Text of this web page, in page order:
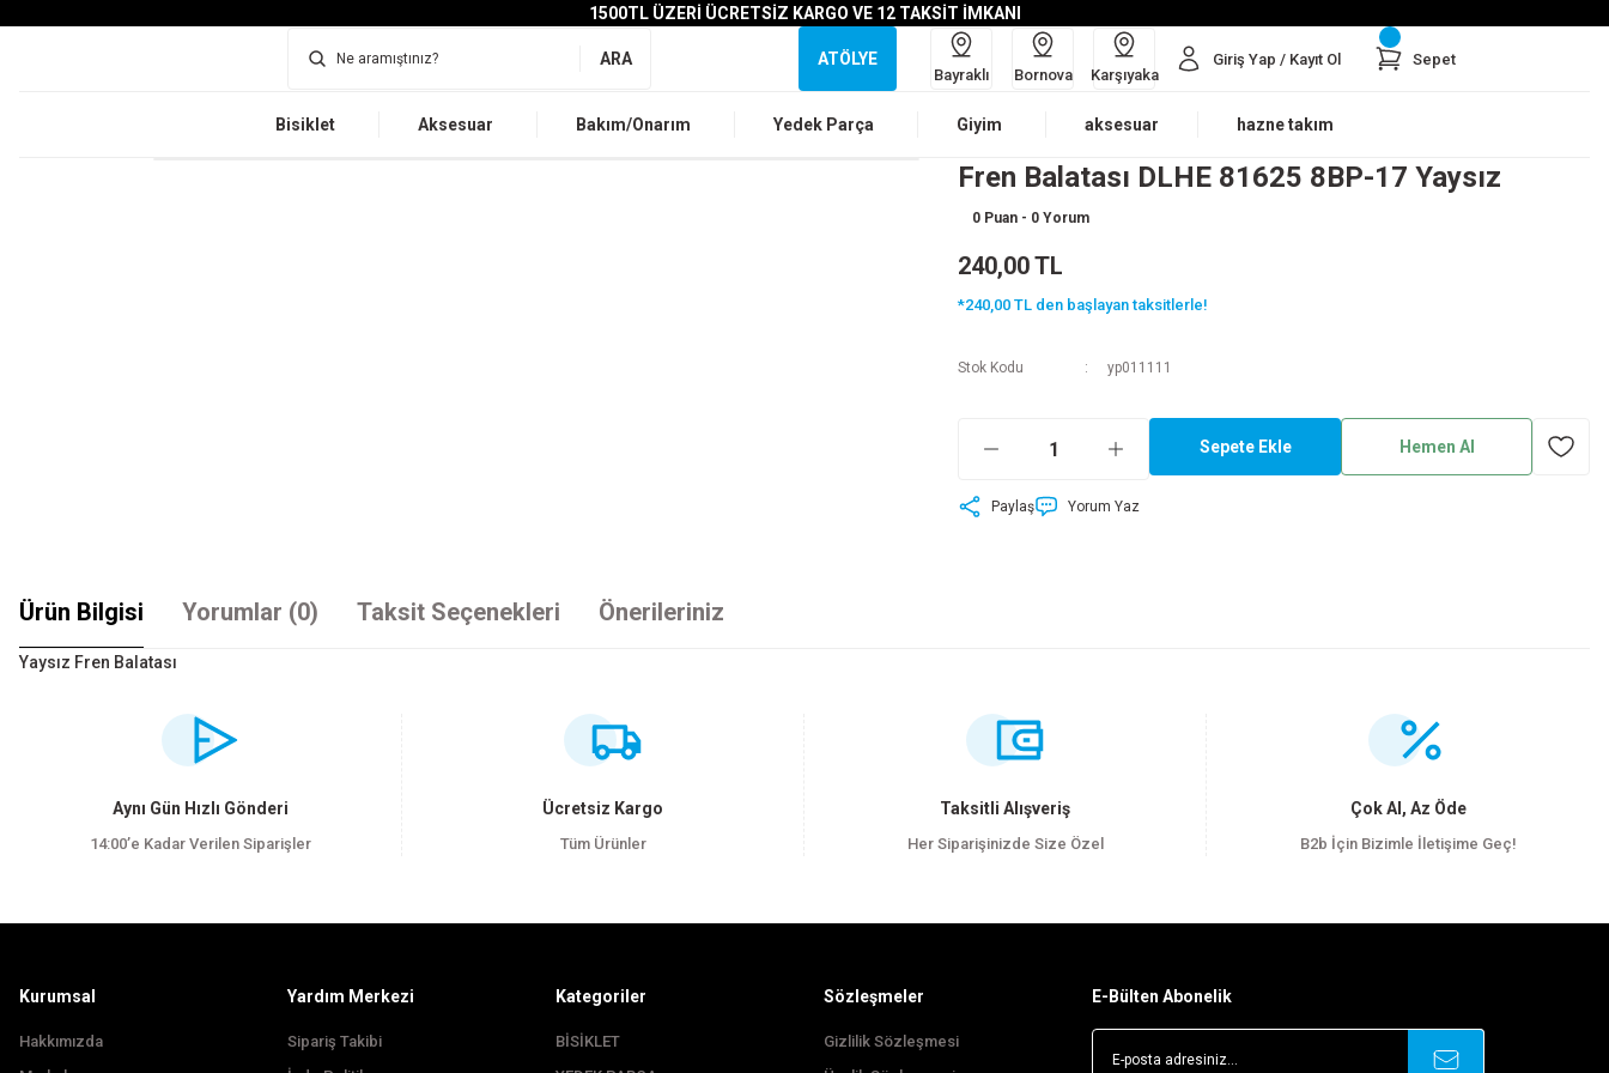
1500TL ÜZERİ ÜCRETSİZ KARGO VE 12 TAKSİT İMKANI
ARA ATÖLYE
Bayraklı Bornova Karşıyaka
Giriş Yap / Kayıt Ol Sepet
Bisiklet Aksesuar Bakım/Onarım Yedek Parça Giyim aksesuar hazne takım
Fren Balatası DLHE 81625 8BP-17 Yaysız
0 Puan - 0 Yorum
240,00 TL
*240,00 TL den başlayan taksitlerle!
Stok Kodu yp011111
Sepete Ekle Hemen Al
Paylaş Yorum Yaz
Ürün Bilgisi Yorumlar (0) Taksit Seçenekleri Önerileriniz
Yaysız Fren Balatası
Görüş ve önerileriniz için teşekkür ederiz.
Ürün açıklamasında eksik bilgiler bulunuyor.
Ürün bilgilerinde hatalar bulunuyor.
Aynı Gün Hızlı Gönderi
14:00’e Kadar Verilen Siparişler
Ücretsiz Kargo
Tüm Ürünler
Taksitli Alışveriş
Her Siparişinizde Size Özel
Çok Al, Az Öde
B2b İçin Bizimle İletişime Geç!
Kurumsal
Hakkımızda
Yardım Merkezi
Sipariş Takibi
Kategoriler
BİSİKLET
Sözleşmeler
Gizlilik Sözleşmesi
E-Bülten Abonelik